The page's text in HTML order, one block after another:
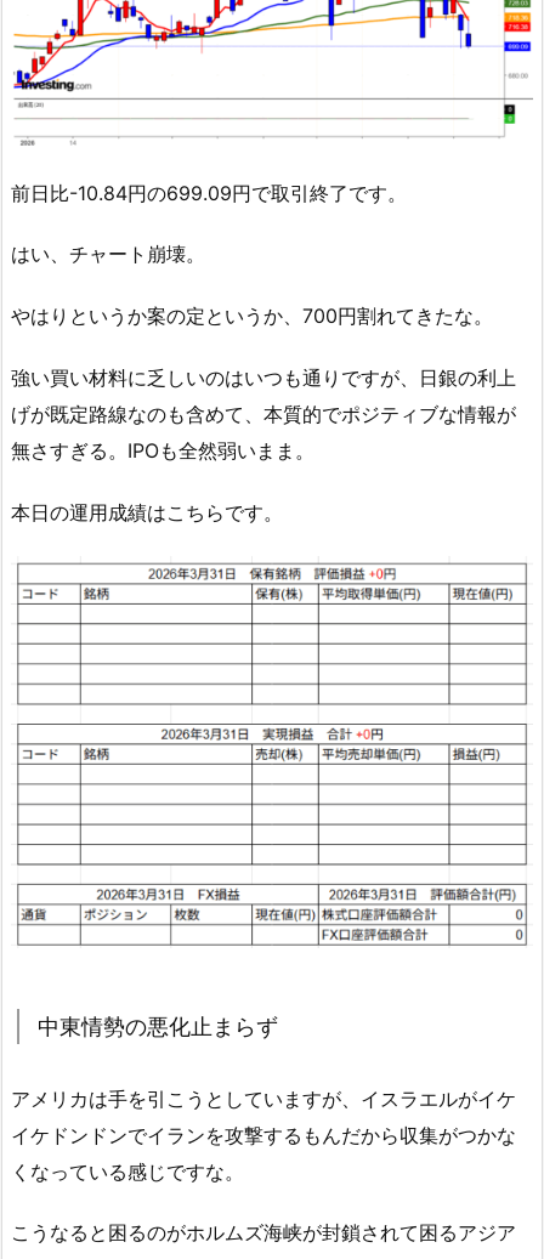
前日比-10.84円の699.09円で取引終了です。
はい、チャート崩壊。
やはりというか案の定というか、700円割れてきたな。
強い買い材料に乏しいのはいつも通りですが、日銀の利上
げが既定路線なのも含めて、本質的でポジティブな情報が
無さすぎる。IPOも全然弱いまま。
本日の運用成績はこちらです。
中東情勢の悪化止まらず
アメリカは手を引こうとしていますが、イスラエルがイケ
イケドンドンでイランを攻撃するもんだから収集がつかな
くなっている感じですな。
こうなると困るのがホルムズ海峡が封鎖されて困るアジア